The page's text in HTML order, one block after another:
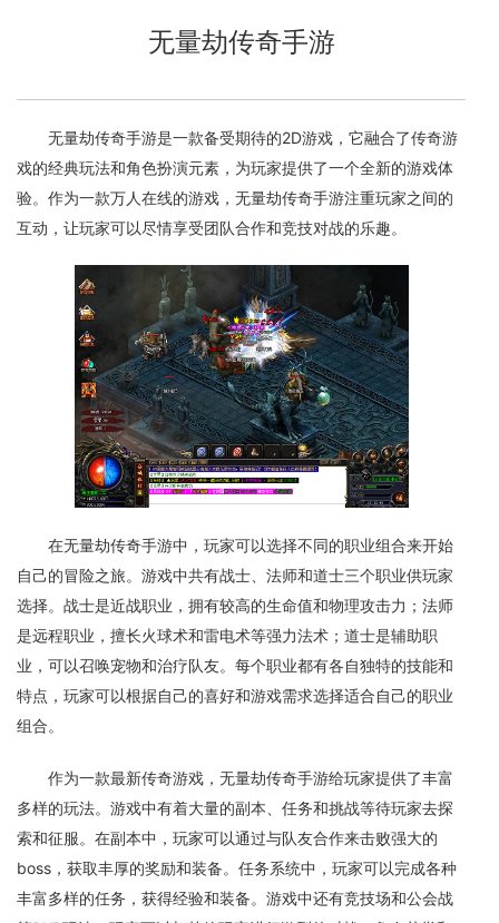
无量劫传奇手游
无量劫传奇手游是一款备受期待的2D游戏，它融合了传奇游
戏的经典玩法和角色扮演元素，为玩家提供了一个全新的游戏体
验。作为一款万人在线的游戏，无量劫传奇手游注重玩家之间的
互动，让玩家可以尽情享受团队合作和竞技对战的乐趣。
在无量劫传奇手游中，玩家可以选择不同的职业组合来开始
自己的冒险之旅。游戏中共有战士、法师和道士三个职业供玩家
选择。战士是近战职业，拥有较高的生命值和物理攻击力；法师
是远程职业，擅长火球术和雷电术等强力法术；道士是辅助职
业，可以召唤宠物和治疗队友。每个职业都有各自独特的技能和
特点，玩家可以根据自己的喜好和游戏需求选择适合自己的职业
组合。
作为一款最新传奇游戏，无量劫传奇手游给玩家提供了丰富
多样的玩法。游戏中有着大量的副本、任务和挑战等待玩家去探
索和征服。在副本中，玩家可以通过与队友合作来击败强大的
boss，获取丰厚的奖励和装备。任务系统中，玩家可以完成各种
丰富多样的任务，获得经验和装备。游戏中还有竞技场和公会战